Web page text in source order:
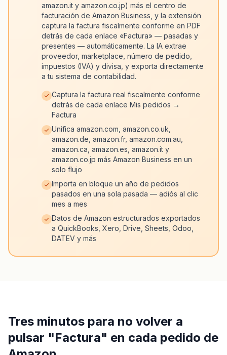
amazon.it y amazon.co.jp) más el centro de
facturación de Amazon Business, y la extensión
captura la factura fiscalmente conforme en PDF
detrás de cada enlace «Factura» — pasadas y
presentes — automáticamente. La IA extrae
proveedor, marketplace, número de pedido,
impuestos (IVA) y divisa, y exporta directamente
a tu sistema de contabilidad.
Captura la factura real fiscalmente conforme
detrás de cada enlace Mis pedidos →
Factura
Unifica amazon.com, amazon.co.uk,
amazon.de, amazon.fr, amazon.com.au,
amazon.ca, amazon.es, amazon.it y
amazon.co.jp más Amazon Business en un
solo flujo
Importa en bloque un año de pedidos
pasados en una sola pasada — adiós al clic
mes a mes
Datos de Amazon estructurados exportados
a QuickBooks, Xero, Drive, Sheets, Odoo,
DATEV y más
Tres minutos para no volver a
pulsar "Factura" en cada pedido de